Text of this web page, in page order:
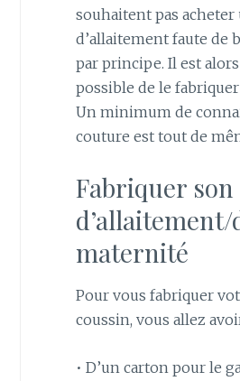
souhaitent pas acheter
d’allaitement faute de
par principe. Il est
possible de le
Un minimum de
couture est tout de
Fabriquer
d’allaitement/
maternité
Pour vous fabriquer
coussin, vous allez
• D’un carton pour le